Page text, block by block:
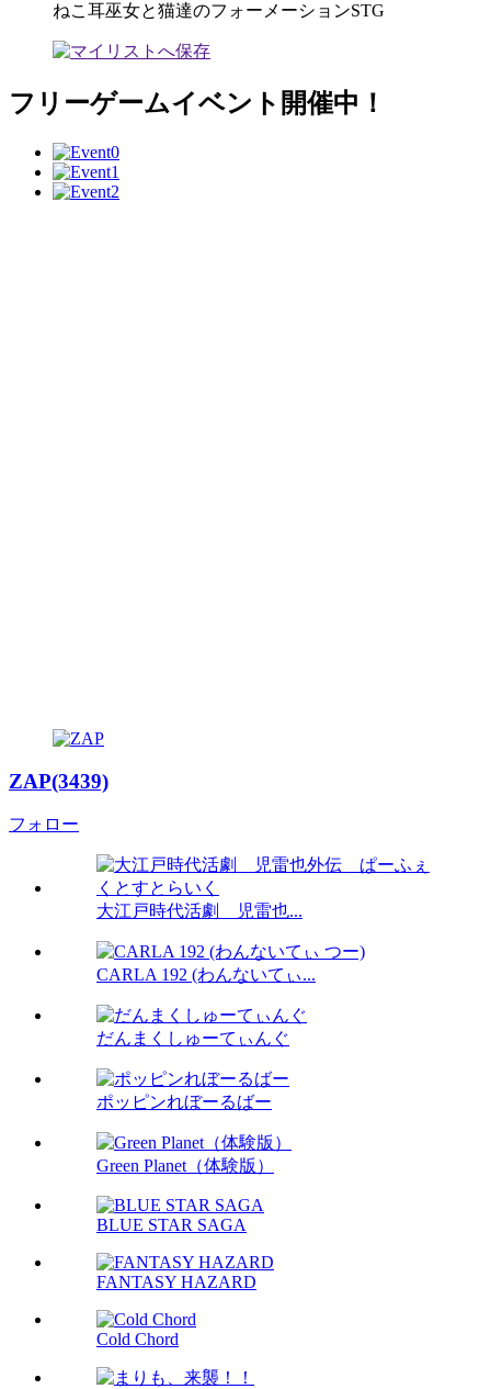
ねこ耳巫女と猫達のフォーメーションSTG
フリーゲームイベント開催中！
ZAP(3439)
フォロー
大江戸時代活劇 児雷也...
CARLA 192 (わんないてぃ...
だんまくしゅーてぃんぐ
ポッピンれぼーるばー
Green Planet（体験版）
BLUE STAR SAGA
FANTASY HAZARD
Cold Chord